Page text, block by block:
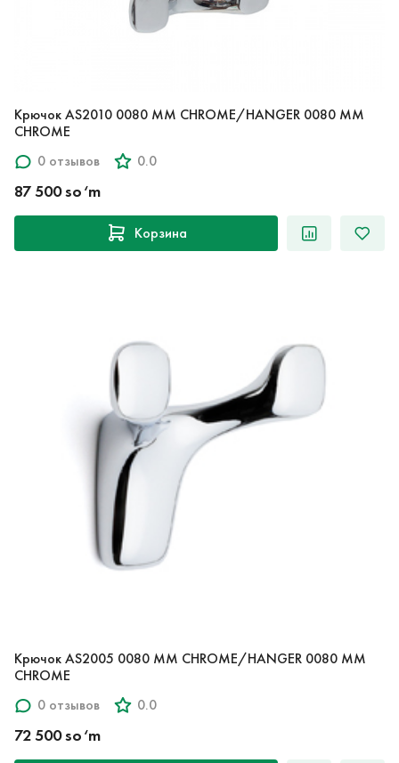
Крючок AS2010 0080 MM CHROME/HANGER 0080 MM
CHROME
0 отзывов
0.0
87 500 so‘m
Корзина
Крючок AS2005 0080 MM CHROME/HANGER 0080 MM
CHROME
0 отзывов
0.0
72 500 so‘m